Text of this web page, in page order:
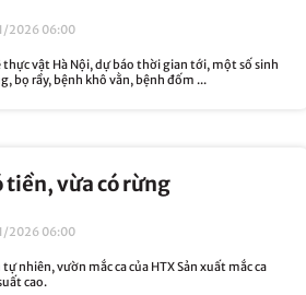
2026 06:00
thực vật Hà Nội, dự báo thời gian tới, một số sinh
bọ rầy, bệnh khô vằn, bệnh đốm ...
vừa có rừng
2026 06:00
nhiên, vườn mắc ca của HTX Sản xuất mắc ca
cao.